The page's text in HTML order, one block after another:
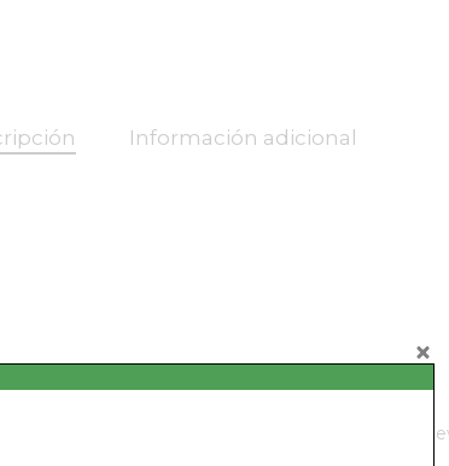
Información adicional
de roble francés y el 40% dentro de un